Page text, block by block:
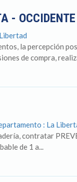
- OCCIDENTE
la percepción
de compra,
: La
contratar
de 1 a...